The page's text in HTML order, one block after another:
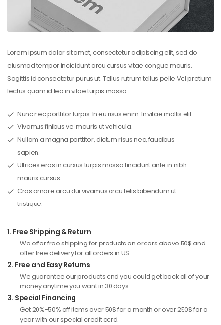
Lorem ipsum dolor sit amet, consectetur adipiscing elit, sed do
eiusmod tempor incididunt arcu cursus vitae congue mauris.
Sagittis id consectetur purus ut. Tellus rutrum tellus pelle Vel pretium
lectus quam id leo in vitae turpis massa.
Nunc nec porttitor turpis. In eu risus enim. In vitae mollis elit.
Vivamus finibus vel mauris ut vehicula.
Nullam a magna porttitor, dictum risus nec, faucibus
sapien.
Ultrices eros in cursus turpis massa tincidunt ante in nibh
mauris cursus.
Cras ornare arcu dui vivamus arcu felis bibendum ut
tristique.
1. Free Shipping & Return
We offer free shipping for products on orders above 50$ and
offer free delivery for all orders in US.
2. Free and Easy Returns
We guarantee our products and you could get back all of your
money anytime you want in 30 days.
3. Special Financing
Get 20%-50% off items over 50$ for a month or over 250$ for a
year with our special credit card.